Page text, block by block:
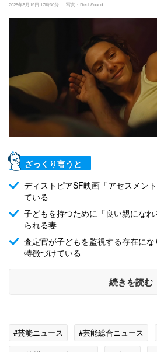
2025年5月19日 17時30分
写真：Real Sound
ざっくり言うと
ディストピアSF映画「アセスメン
ている
子どもを持つために「良い親にな
られる妻
査定官が子どもを監視する存在に
特徴づけている
続きを読む
#芸能ニュース #芸能総合ニュース